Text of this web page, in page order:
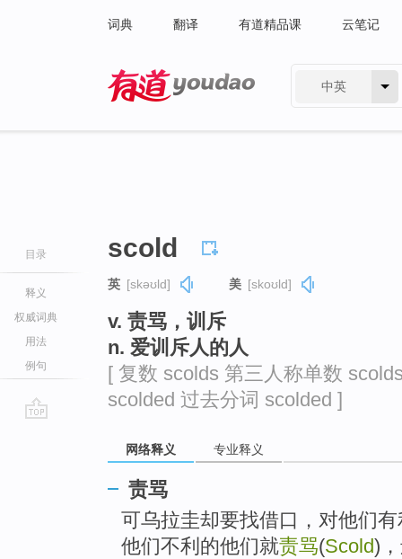
词典 翻译 有道精品课 云笔记
中英
目录
释义
权威词典
用法
例句
scold
英 [skəʊld] 美 [skoʊld]
v. 责骂，训斥
n. 爱训斥人的人
[ 复数 scolds 第三人称单数
scolded 过去分词 scolded ]
网络释义 专业释义
责骂
可乌拉圭却要找借口，对他们
他们不利的他们就责骂(Scold)